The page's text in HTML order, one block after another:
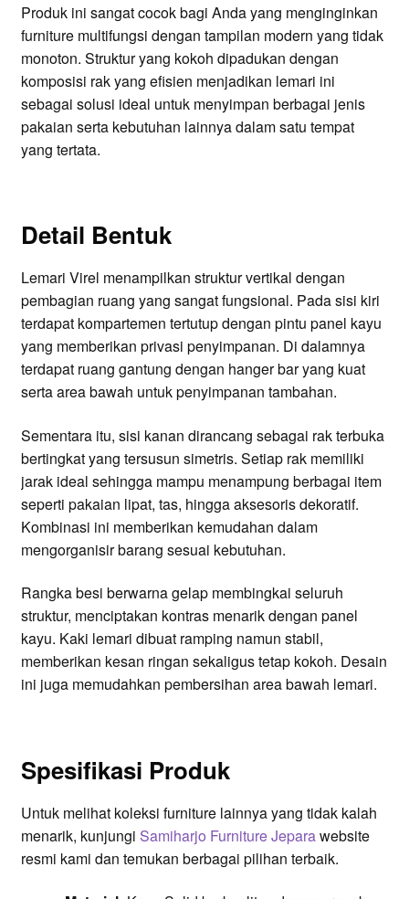
Produk ini sangat cocok bagi Anda yang menginginkan
furniture multifungsi dengan tampilan modern yang tidak
monoton. Struktur yang kokoh dipadukan dengan
komposisi rak yang efisien menjadikan lemari ini
sebagai solusi ideal untuk menyimpan berbagai jenis
pakaian serta kebutuhan lainnya dalam satu tempat
yang tertata.
Detail Bentuk
Lemari Virel menampilkan struktur vertikal dengan
pembagian ruang yang sangat fungsional. Pada sisi kiri
terdapat kompartemen tertutup dengan pintu panel kayu
yang memberikan privasi penyimpanan. Di dalamnya
terdapat ruang gantung dengan hanger bar yang kuat
serta area bawah untuk penyimpanan tambahan.
Sementara itu, sisi kanan dirancang sebagai rak terbuka
bertingkat yang tersusun simetris. Setiap rak memiliki
jarak ideal sehingga mampu menampung berbagai item
seperti pakaian lipat, tas, hingga aksesoris dekoratif.
Kombinasi ini memberikan kemudahan dalam
mengorganisir barang sesuai kebutuhan.
Rangka besi berwarna gelap membingkai seluruh
struktur, menciptakan kontras menarik dengan panel
kayu. Kaki lemari dibuat ramping namun stabil,
memberikan kesan ringan sekaligus tetap kokoh. Desain
ini juga memudahkan pembersihan area bawah lemari.
Spesifikasi Produk
Untuk melihat koleksi furniture lainnya yang tidak kalah
menarik, kunjungi Samiharjo Furniture Jeparawebsite
resmi kami dan temukan berbagai pilihan terbaik.